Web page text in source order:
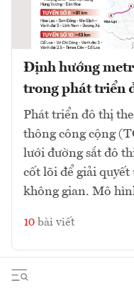
Định hướng
trong phát triển
Phát triển đô thị
thông công cộng
lưới đường sắt đô
cốt lõi để giải quyết
không gian. Mô
10 bài viết